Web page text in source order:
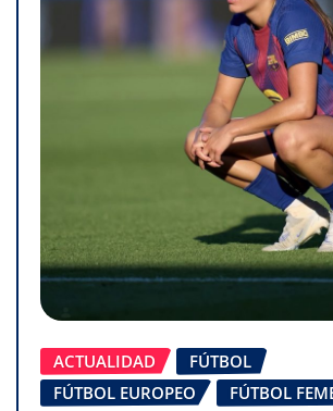
ACTUALIDAD
FÚTBOL
FÚTBOL EUROPEO
FÚTBOL